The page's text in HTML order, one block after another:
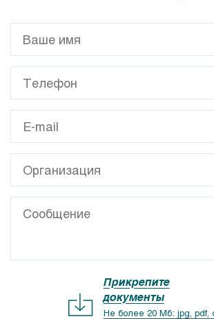
Прикрепите
документы
Не более 20 Мб: jpg, pdf,